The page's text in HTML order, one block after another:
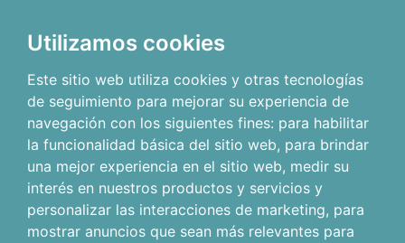
Utilizamos cookies
Este sitio web utiliza cookies y otras tecnologías
de seguimiento para mejorar su experiencia de
navegación con los siguientes fines: para habilitar
la funcionalidad básica del sitio web, para brindar
una mejor experiencia en el sitio web, medir su
interés en nuestros productos y servicios y
personalizar las interacciones de marketing, para
mostrar anuncios que sean más relevantes para